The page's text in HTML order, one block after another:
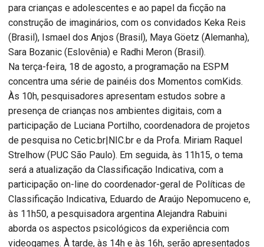
para crianças e adolescentes e ao papel da ficção na
construção de imaginários, com os convidados Keka Reis
(Brasil), Ismael dos Anjos (Brasil), Maya Göetz (Alemanha),
Sara Bozanic (Eslovênia) e Radhi Meron (Brasil).
Na terça-feira, 18 de agosto, a programação na ESPM
concentra uma série de painéis dos Momentos comKids.
Às 10h, pesquisadores apresentam estudos sobre a
presença de crianças nos ambientes digitais, com a
participação de Luciana Portilho, coordenadora de projetos
de pesquisa no Cetic.br|NIC.br e da Profa. Miriam Raquel
Strelhow (PUC São Paulo). Em seguida, às 11h15, o tema
será a atualização da Classificação Indicativa, com a
participação on-line do coordenador-geral de Políticas de
Classificação Indicativa, Eduardo de Araújo Nepomuceno e,
às 11h50, a pesquisadora argentina Alejandra Rabuini
aborda os aspectos psicológicos da experiência com
videogames. À tarde, às 14h e às 16h, serão apresentados